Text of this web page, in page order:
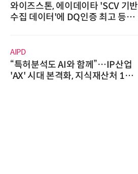
와이즈스톤, 에이데이타 'SCV 기반
수집 데이터'에 DQ인증 최고 등급
AIPD
“특허분석도 AI와 함께”…IP산업
'AX' 시대 본격화, 지식재산처 1호